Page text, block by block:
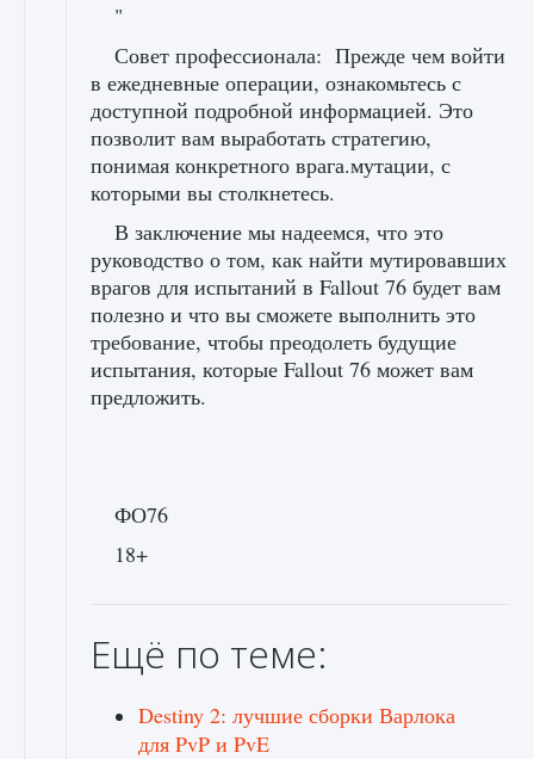
"
Совет профессионала: Прежде чем войти
в ежедневные операции, ознакомьтесь с
доступной подробной информацией. Это
позволит вам выработать стратегию,
понимая конкретного врага.мутации, с
которыми вы столкнетесь.
В заключение мы надеемся, что это
руководство о том, как найти мутировавших
врагов для испытаний в Fallout 76 будет вам
полезно и что вы сможете выполнить это
требование, чтобы преодолеть будущие
испытания, которые Fallout 76 может вам
предложить.
ФО76
18+
Ещё по теме:
Destiny 2: лучшие сборки Варлока
для PvP и PvE